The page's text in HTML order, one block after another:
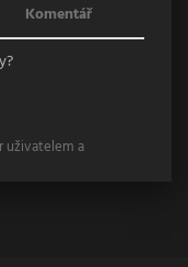
Komentář
uživatelem a